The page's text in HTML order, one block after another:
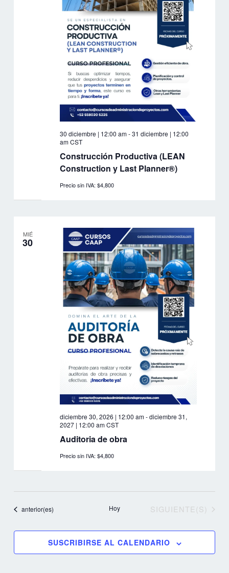
Construcción Productiva (LEAN
Construction y Last Planner®)
30 diciembre | 12:00 am-31 diciembre | 12:00
amCST
Precio sin IVA: $4,800
MIÉ
30
Auditoria de obra
diciembre 30, 2026 | 12:00 am-diciembre 31,
2027 | 12:00 amCST
Precio sin IVA: $4,800
Eventos
anterior(es) Hoy EVENTOS
SIGUIENTE(S)
SUSCRIBIRSE AL CALENDARIO